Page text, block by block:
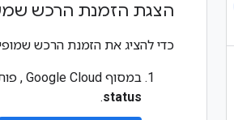
הצגת הזמנת הרכש
כדי להציג את הזמנת הרכש
במסוף Google Cloud , פותחים את החשבון לחיוב ב-Cloud ועוברים לטבלה
status
.